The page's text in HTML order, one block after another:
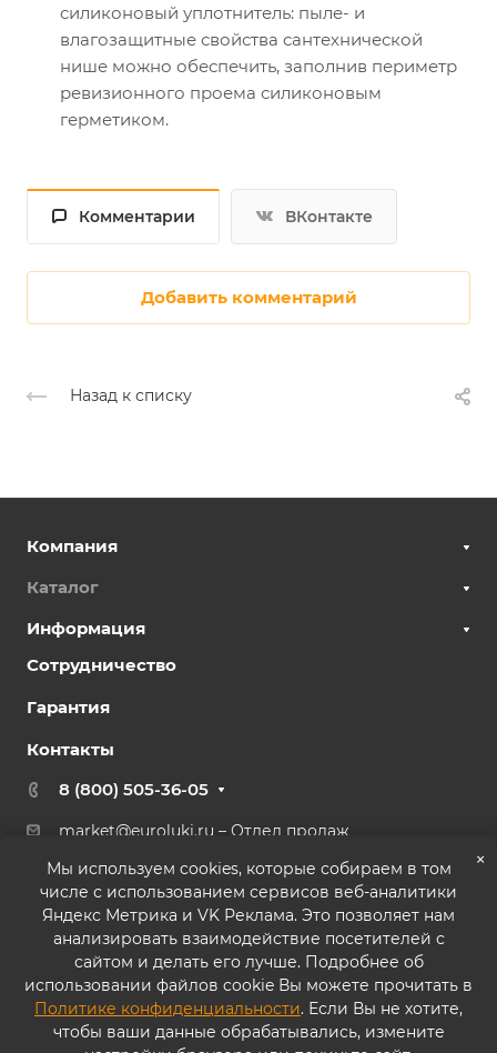
силиконовый уплотнитель: пыле- и
влагозащитные свойства сантехнической
нише можно обеспечить, заполнив периметр
ревизионного проема силиконовым
герметиком.
Комментарии ВКонтакте
Добавить комментарий
Назад к списку
Компания
Каталог
Информация
Сотрудничество
Гарантия
Контакты
8 (800) 505-36-05
market@euroluki.ru – Отдел продаж
г. Москва, ул. Генерала Белова, 43 к2, офис 27
© 2026 ООО «ППК «Практика». Все права защищены
×
Мы используем cookies, которые собираем в том
числе с использованием сервисов веб-аналитики
Яндекс Метрика и VK Реклама. Это позволяет нам
анализировать взаимодействие посетителей с
сайтом и делать его лучше. Подробнее об
использовании файлов cookie Вы можете прочитать в
Политике конфиденциальности. Если Вы не хотите,
чтобы ваши данные обрабатывались, измените